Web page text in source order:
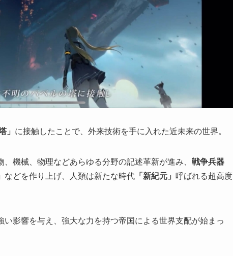
」 に接触したことで、外来技術を手に入れた近未来の世界。
機械、物理などあらゆる分野の記述革新が進み、 戦争兵器
などを作り上げ、人類は新たな時代 「新紀元」 呼ばれる超高度
い影響を与え、強大な力を持つ帝国による世界支配が始まっ